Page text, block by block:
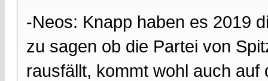
-Neos: Knapp haben es 2019
zu sagen ob die Partei von
rausfällt, kommt wohl auch